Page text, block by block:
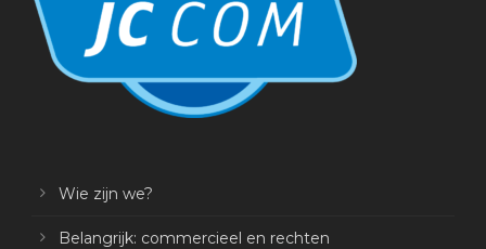
Wie zijn we?
Belangrijk: commercieel en rechten